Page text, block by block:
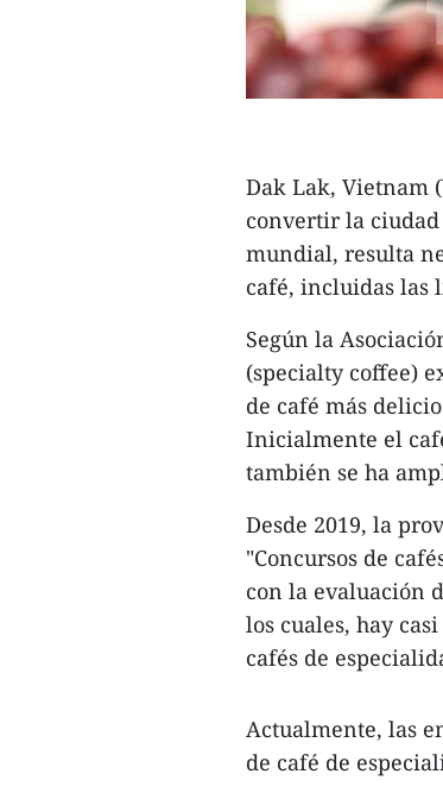
Dak Lak, Vietnam
convertir la
mundial, resulta
café, incluidas las
Según la
(specialty coffee)
de café más
Inicialmente el
también se ha
Desde 2019, la
"Concursos de
con la evaluación
los cuales, hay
cafés de
Actualmente, las
de café de